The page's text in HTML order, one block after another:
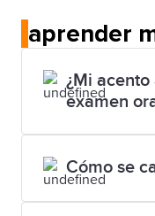
aprender
¿Mi
examen
Cómo se